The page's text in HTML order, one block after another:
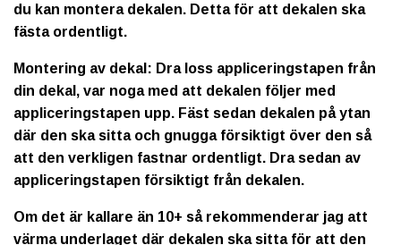
du kan montera dekalen. Detta för att dekalen ska
fästa ordentligt.
Montering av dekal: Dra loss appliceringstapen från
din dekal, var noga med att dekalen följer med
appliceringstapen upp. Fäst sedan dekalen på ytan
där den ska sitta och gnugga försiktigt över den så
att den verkligen fastnar ordentligt. Dra sedan av
appliceringstapen försiktigt från dekalen.
Om det är kallare än 10+ så rekommenderar jag att
värma underlaget där dekalen ska sitta för att den